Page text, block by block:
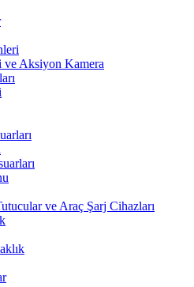
ve Aksiyon Kamera
ve Araç Şarj Cihazları